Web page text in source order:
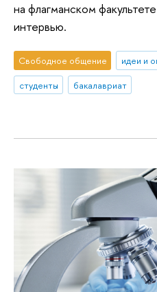
на флагманском
интервью.
Свободное общение идеи и
студенты
бакалавриат